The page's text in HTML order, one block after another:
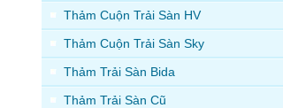
Thảm Cuộn Trải Sàn HV
Thảm Cuộn Trải Sàn Sky
Thảm Trải Sàn Bida
Thảm Trải Sàn Cũ